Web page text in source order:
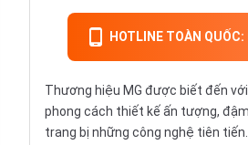
HOTLINE TOÀN
Thương hiệu MG được biết đến
phong cách thiết kế ấn tượng,
trang bị những công nghệ tiên